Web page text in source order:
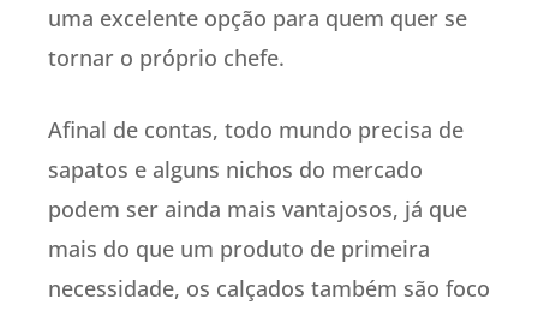
uma excelente opção para quem quer se
tornar o próprio chefe.
Afinal de contas, todo mundo precisa de
sapatos e alguns nichos do mercado
podem ser ainda mais vantajosos, já que
mais do que um produto de primeira
necessidade, os calçados também são foco